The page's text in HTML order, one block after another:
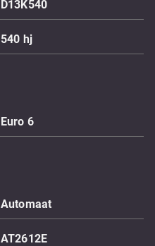
D13K540
540 hj
Euro 6
Automaat
AT2612E